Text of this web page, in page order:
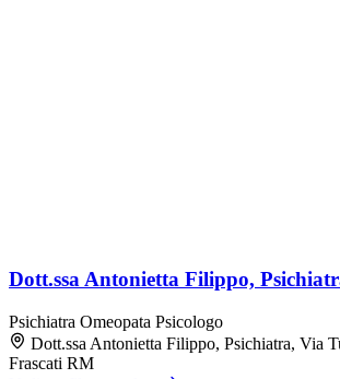
Dott.ssa Antonietta Filippo,
Psichiatra Omeopata Psicologo
Dott.ssa Antonietta Filippo, Psichiatra, Via
Frascati RM